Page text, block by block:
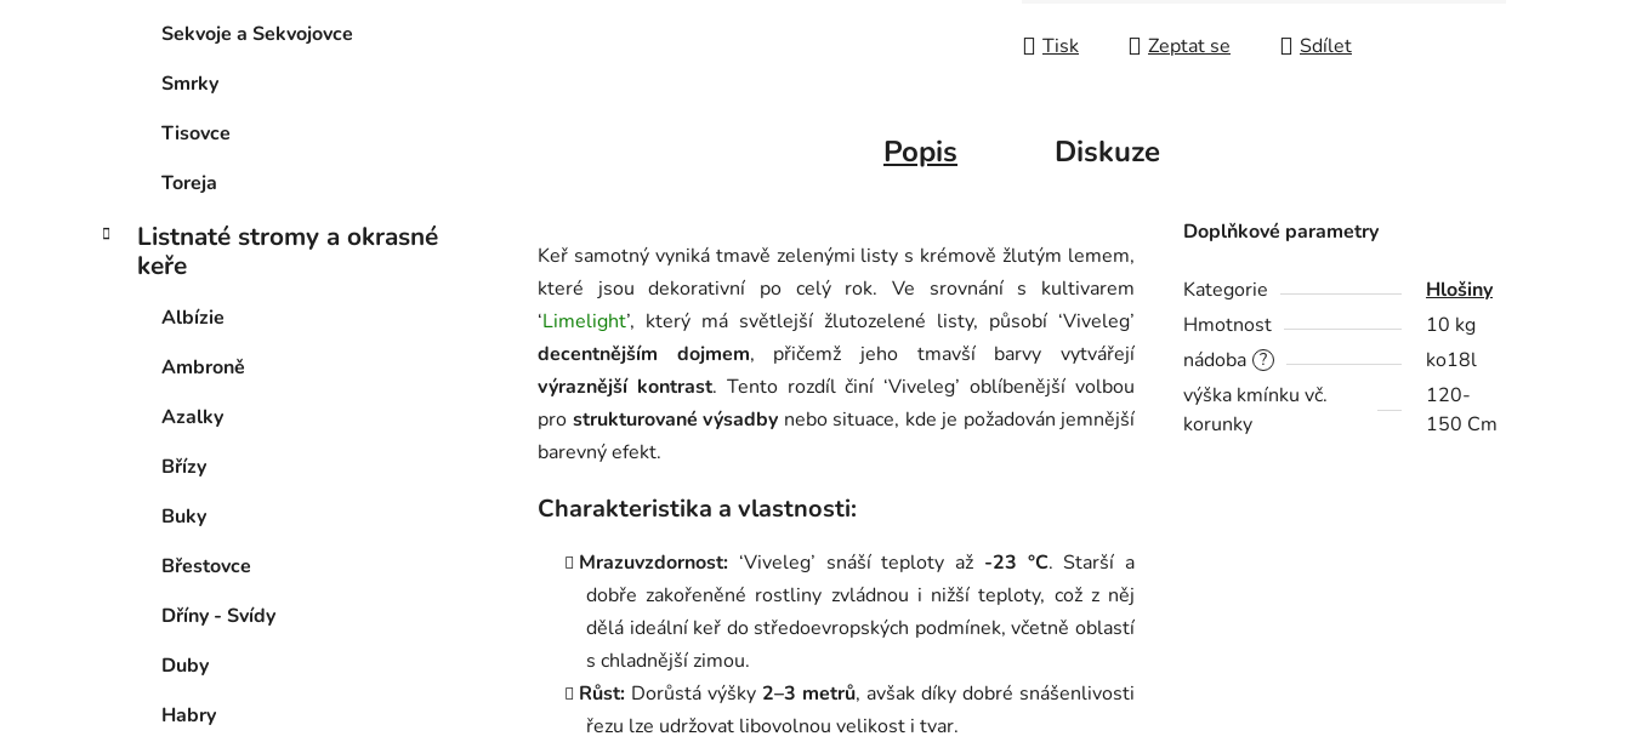
Sekvoje a Sekvojovce
Smrky
Tisovce
Toreja
Listnaté stromy a okrasné
keře
Albízie
Ambroně
Azalky
Břízy
Buky
Břestovce
Dříny - Svídy
Duby
Habry
Tisk Zeptat se Sdílet
Popis Diskuze
Keř samotný vyniká tmavě zelenými listy s krémově žlutým lemem,
které jsou dekorativní po celý rok. Ve srovnání s kultivarem
‘Limelight’, který má světlejší žlutozelené listy, působí ‘Viveleg’
decentnějším dojmem, přičemž jeho tmavší barvy vytvářejí
výraznější kontrast. Tento rozdíl činí ‘Viveleg’ oblíbenější volbou
pro strukturované výsadby nebo situace, kde je požadován jemnější
barevný efekt.
Charakteristika a vlastnosti:
Mrazuvzdornost: ‘Viveleg’ snáší teploty až -23 °C. Starší a
dobře zakořeněné rostliny zvládnou i nižší teploty, což z něj
dělá ideální keř do středoevropských podmínek, včetně oblastí
s chladnější zimou.
Růst: Dorůstá výšky 2–3 metrů, avšak díky dobré snášenlivosti
řezu lze udržovat libovolnou velikost i tvar.
Doplňkové parametry
Kategorie
Hlošiny
Hmotnost
10 kg
?
nádoba
ko18l
výška kmínku vč.
korunky
120-
150 Cm
Semínko